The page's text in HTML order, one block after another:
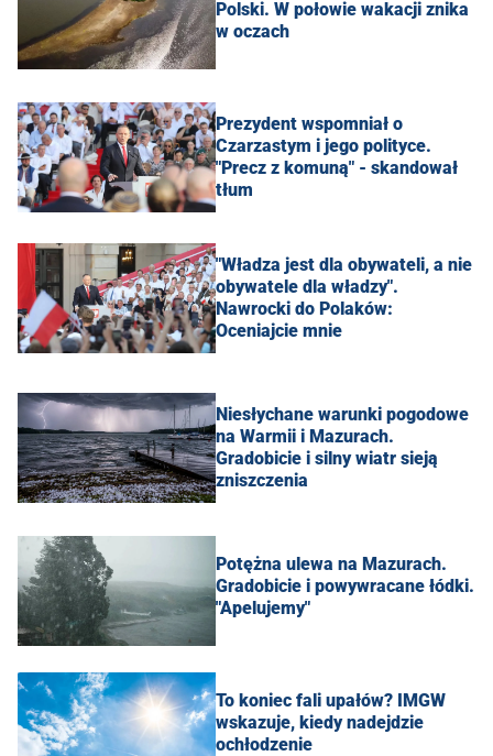
Polski. W połowie wakacji znika
w oczach
Prezydent wspomniał o
Czarzastym i jego polityce.
"Precz z komuną" - skandował
tłum
"Władza jest dla obywateli, a nie
obywatele dla władzy".
Nawrocki do Polaków:
Oceniajcie mnie
Niesłychane warunki pogodowe
na Warmii i Mazurach.
Gradobicie i silny wiatr sieją
zniszczenia
Potężna ulewa na Mazurach.
Gradobicie i powywracane łódki.
"Apelujemy"
To koniec fali upałów? IMGW
wskazuje, kiedy nadejdzie
ochłodzenie